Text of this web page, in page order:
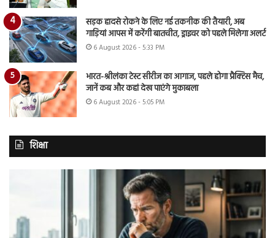
सड़क हादसे रोकने के लिए नई तकनीक की तैयारी, अब
गाड़ियां आपस में करेंगी बातचीत, ड्राइवर को पहले मिलेगा अलर्ट
6 August 2026 - 5:33 PM
भारत-श्रीलंका टेस्ट सीरीज का आगाज, पहले होगा प्रैक्टिस मैच,
जानें कब और कहां देख पाएंगे मुकाबला
6 August 2026 - 5:05 PM
शिक्षा